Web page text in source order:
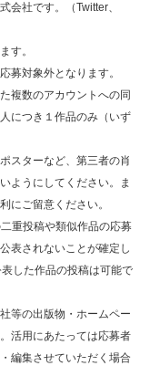
会社です。（Twitter、
す。
募対象外となります。
複数のアカウントへの同
につき１作品のみ（いず
スターなど、第三者の肖
ようにしてください。ま
にご留意ください。
重投稿や類似作品の応募
表されないことが確定し
した作品の投稿は可能で
等の出版物・ホームペー
活用にあたっては応募者
編集させていただく場合